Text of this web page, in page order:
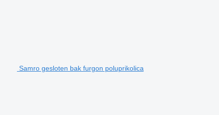
Samro gesloten bak furgon poluprikolica